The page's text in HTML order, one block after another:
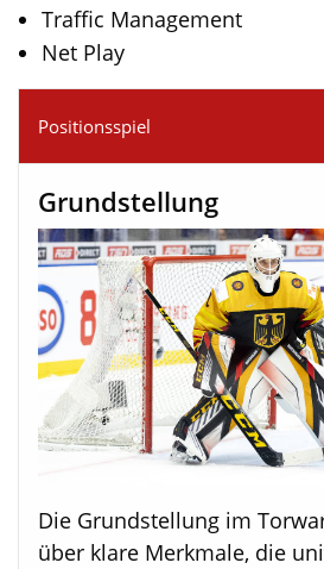
Traffic Management
Net Play
Positionsspiel
Grundstellung
Die Grundstellung im
über klare Merkmale, die